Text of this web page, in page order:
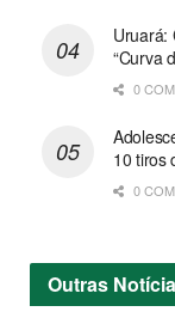
Uruará:
“Curva
0
10 tiros
0
Outras